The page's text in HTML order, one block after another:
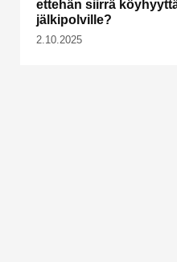
ettehän siirrä
jälkipolville?
2.10.2025